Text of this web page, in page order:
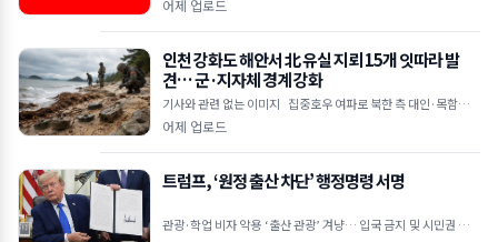
어제 업로드
인천 강화도 해안서 北 유실 지뢰 15개 잇따라 발
견… 군·지자체 경계 강화
기사와 관련 없는 이미지 집중호우 여파로 북한 측 대인·목함지뢰
유입 추정 주민 신고 및 군 수색으로 발견… 인명 피해는 없어 강화
어제 업로드
트럼프, ‘원정 출산 차단’ 행정명령 서명
관광·학업 비자 악용 ‘출산 관광’ 겨냥… 입국 금지 및 시민권 부여